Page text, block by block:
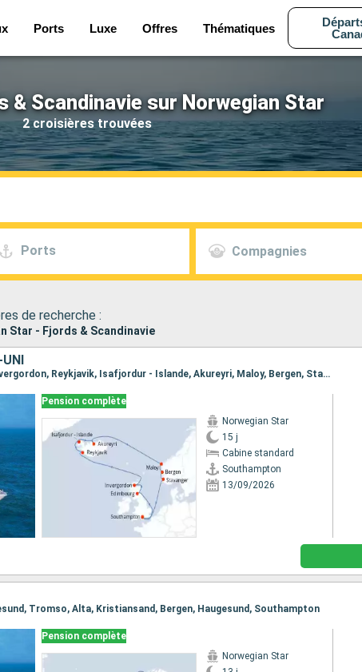
Ports Luxe Offres Thématiques
& Scandinavie sur Norwegian Star
2 croisières trouvées
Ports Compagnies
de recherche :
Star - Fjords & Scandinavie
UNI
Itinéraire : Southampton, Edimbourg, Invergordon, Reykjavik, Isafjordur - Islande, Akureyri, Maloy, Bergen, Stavanger, Southampton
Pension complète
Norwegian Star
15 j
Cabine standard
Southampton
13/09/2026
Tromso, Alta, Kristiansand, Bergen, Haugesund, Southampton
Pension complète
Norwegian Star